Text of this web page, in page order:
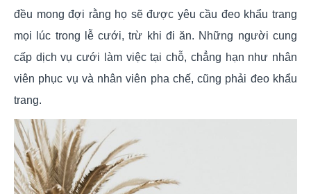
đều mong đợi rằng họ sẽ được yêu cầu đeo khẩu trang
mọi lúc trong lễ cưới, trừ khi đi ăn. Những người cung
cấp dịch vụ cưới làm việc tại chỗ, chẳng hạn như nhân
viên phục vụ và nhân viên pha chế, cũng phải đeo khẩu
trang.